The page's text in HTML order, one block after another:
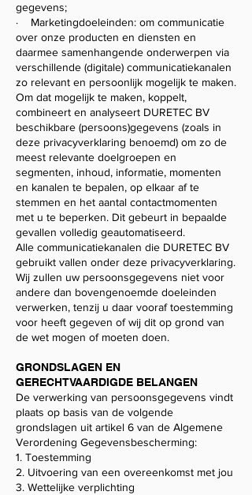
gegevens;
· Marketingdoeleinden: om communicatie
over onze producten en diensten en
daarmee samenhangende onderwerpen via
verschillende (digitale) communicatiekanalen
zo relevant en persoonlijk mogelijk te maken.
Om dat mogelijk te maken, koppelt,
combineert en analyseert DURETEC BV
beschikbare (persoons)gegevens (zoals in
deze privacyverklaring benoemd) om zo de
meest relevante doelgroepen en
segmenten, inhoud, informatie, momenten
en kanalen te bepalen, op elkaar af te
stemmen en het aantal contactmomenten
met u te beperken. Dit gebeurt in bepaalde
gevallen volledig geautomatiseerd.​
Alle communicatiekanalen die DURETEC BV
gebruikt vallen onder deze privacyverklaring.
Wij zullen uw persoonsgegevens niet voor
andere dan bovengenoemde doeleinden
verwerken, tenzij u daar vooraf toestemming
voor heeft gegeven of wij dit op grond van
de wet mogen of moeten doen.
GRONDSLAGEN EN
GERECHTVAARDIGDE BELANGEN
De verwerking van persoonsgegevens vindt
plaats op basis van de volgende
grondslagen uit artikel 6 van de Algemene
Verordening Gegevensbescherming:
1. Toestemming
2. Uitvoering van een overeenkomst met jou
3. Wettelijke verplichting